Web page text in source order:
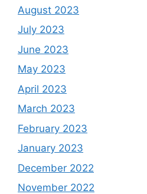
August 2023
July 2023
June 2023
May 2023
April 2023
March 2023
February 2023
January 2023
December 2022
November 2022